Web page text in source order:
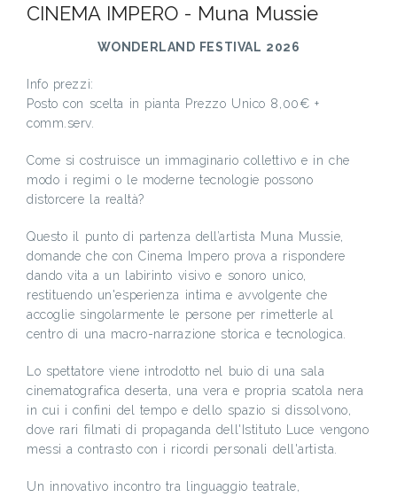
CINEMA IMPERO - Muna Mussie
WONDERLAND FESTIVAL 2026
Info prezzi:
Posto con scelta in pianta Prezzo Unico 8,00€ +
comm.serv.
Come si costruisce un immaginario collettivo e in che
modo i regimi o le moderne tecnologie possono
distorcere la realtà?
Questo il punto di partenza dell’artista Muna Mussie,
domande che con Cinema Impero prova a rispondere
dando vita a un labirinto visivo e sonoro unico,
restituendo un'esperienza intima e avvolgente che
accoglie singolarmente le persone per rimetterle al
centro di una macro-narrazione storica e tecnologica.
Lo spettatore viene introdotto nel buio di una sala
cinematografica deserta, una vera e propria scatola nera
in cui i confini del tempo e dello spazio si dissolvono,
dove rari filmati di propaganda dell'Istituto Luce vengono
messi a contrasto con i ricordi personali dell'artista.
Un innovativo incontro tra linguaggio teatrale,